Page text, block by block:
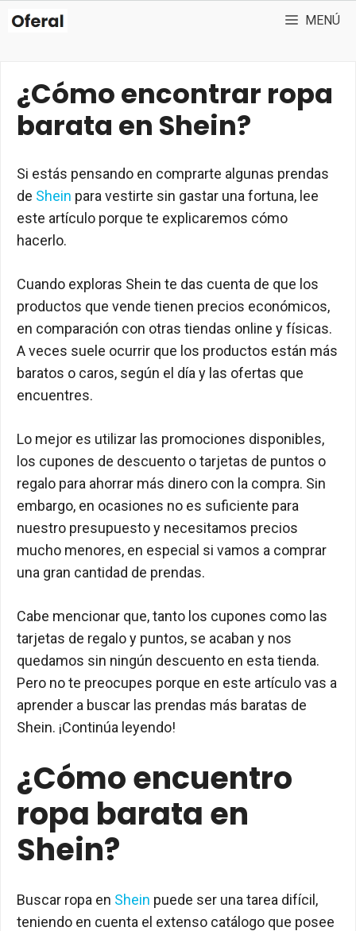
Saltar
MENÚ
¿Cómo encontrar ropa
barata en Shein?
Si estás pensando en comprarte algunas prendas
de Shein para vestirte sin gastar una fortuna, lee
este artículo porque te explicaremos cómo
hacerlo.
Cuando exploras Shein te das cuenta de que los
productos que vende tienen precios económicos,
en comparación con otras tiendas online y físicas.
A veces suele ocurrir que los productos están más
baratos o caros, según el día y las ofertas que
encuentres.
Lo mejor es utilizar las promociones disponibles,
los cupones de descuento o tarjetas de puntos o
regalo para ahorrar más dinero con la compra. Sin
embargo, en ocasiones no es suficiente para
nuestro presupuesto y necesitamos precios
mucho menores, en especial si vamos a comprar
una gran cantidad de prendas.
Cabe mencionar que, tanto los cupones como las
tarjetas de regalo y puntos, se acaban y nos
quedamos sin ningún descuento en esta tienda.
Pero no te preocupes porque en este artículo vas a
aprender a buscar las prendas más baratas de
Shein. ¡Continúa leyendo!
¿Cómo encuentro
ropa barata en
Shein?
Buscar ropa en Shein puede ser una tarea difícil,
teniendo en cuenta el extenso catálogo que posee